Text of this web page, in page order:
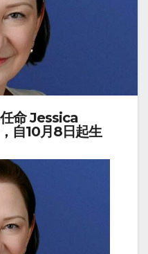
任命Jessica
，自10月8日起生